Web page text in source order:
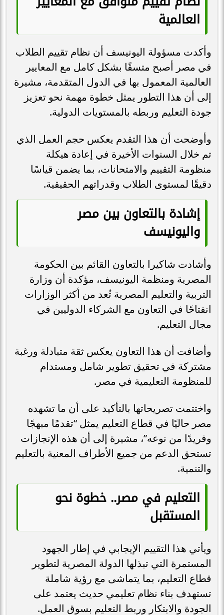
العالمية
وأكدت مسؤولة اليونيسف أن نظام تقييم الطلاب
في مصر أصبح متسقًا بشكل كامل مع المعايير
العالمية المعمول بها في الدول المتقدمة، مشيرة
إلى أن هذا التطور يمثل خطوة مهمة نحو تعزيز
جودة التعليم وربطه بالمستويات الدولية.
وأوضحت أن هذا التقدم يعكس حجم العمل الذي
تم خلال السنوات الأخيرة في إعادة هيكلة
منظومة التقييم والامتحانات، بما يضمن قياسًا
دقيقًا لمستوى الطلاب وقدراتهم الحقيقية.
إشادة بالتعاون بين مصر
واليونيسف
وأشادت شاكيرا بالتعاون القائم بين الحكومة
المصرية ومنظمة اليونيسف، مؤكدة أن وزارة
التربية والتعليم المصرية تُعد من أكثر الوزارات
انفتاحًا في التعاون مع الشركاء الدوليين في
مجال التعليم.
وأضافت أن هذا التعاون يعكس ثقة متبادلة ورغبة
مشتركة في تحقيق تطوير شامل ومستدام
للمنظومة التعليمية في مصر.
واختتمت تصريحاتها بالتأكيد على أن ما تشهده
مصر حاليًا في قطاع التعليم يمثل “تقدمًا مبهجًا
وفريدًا من نوعه”، مشيرة إلى أن هذه الإنجازات
تستحق الدعم من جميع الأطراف المعنية بالتعليم
والتنمية.
التعليم في مصر.. خطوة نحو
المستقبل
ويأتي هذا التقييم الإيجابي في إطار الجهود
المستمرة التي تبذلها الدولة المصرية لتطوير
قطاع التعليم، بما يتماشى مع رؤية شاملة
تستهدف بناء نظام تعليمي حديث يعتمد على
الجودة والابتكار وربط التعليم بسوق العمل.